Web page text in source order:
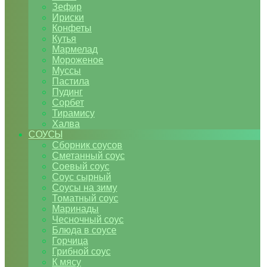
Зефир
Ириски
Конфеты
Кутья
Мармелад
Мороженое
Муссы
Пастила
Пудинг
Сорбет
Тирамису
Халва
СОУСЫ
Сборник соусов
Сметанный соус
Соевый соус
Соус сырный
Соусы на зиму
Томатный соус
Маринады
Чесночный соус
Блюда в соусе
Горчица
Грибной соус
К мясу